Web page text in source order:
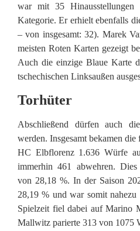
war mit 35 Hinausstellungen
Kategorie. Er erhielt ebenfalls
– von insgesamt: 32). Marek
meisten Roten Karten gezeigt
Auch die einzige Blaue Karte
tschechischen Linksaußen
Torhüter
Abschließend dürfen auch
werden. Insgesamt bekamen
HC Elbflorenz 1.636 Würfe
immerhin 461 abwehren.
von 28,18 %. In der Saison
28,19 % und war somit
Spielzeit fiel dabei auf Marino
Mallwitz parierte 313 von 1075